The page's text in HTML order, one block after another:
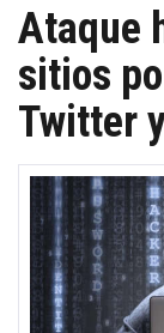
Ataque
sitios
Twitter